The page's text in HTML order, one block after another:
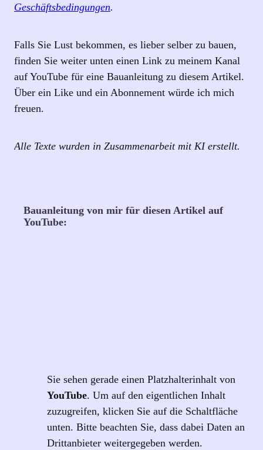
Geschäftsbedingungen.
Falls Sie Lust bekommen, es lieber selber zu bauen,
finden Sie weiter unten einen Link zu meinem Kanal
auf YouTube für eine Bauanleitung zu diesem Artikel.
Über ein Like und ein Abonnement würde ich mich
freuen.
Alle Texte wurden in Zusammenarbeit mit KI erstellt.
Bauanleitung von mir für diesen Artikel auf
YouTube:
Sie sehen gerade einen Platzhalterinhalt von
YouTube. Um auf den eigentlichen Inhalt
zuzugreifen, klicken Sie auf die Schaltfläche
unten. Bitte beachten Sie, dass dabei Daten an
Drittanbieter weitergegeben werden.